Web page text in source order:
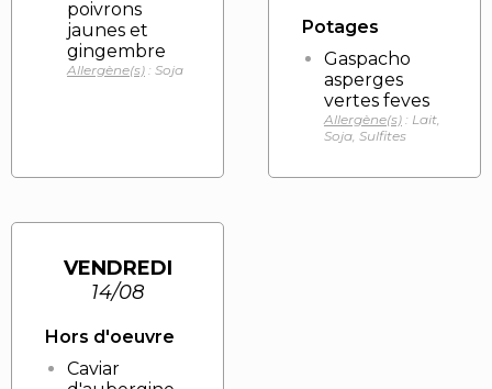
poivrons
jaunes et
gingembre
Allergène(s) : Soja
Potages
Gaspacho
asperges
vertes feves
Allergène(s) : Lait,
Soja, Sulfites
VENDREDI
14/08
Hors d'oeuvre
Caviar